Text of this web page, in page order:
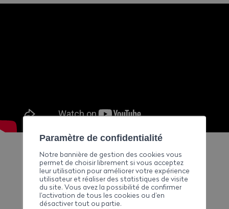
Baubranche
Die Stärken der Baubranche im Hinblick auf
Nachhaltigkeit
Die Herausforderungen der Baubranche im
Hinblick auf Nachhaltigkeit
Paramètre de confidentialité
Notre bannière de gestion des cookies vous
permet de choisir librement si vous acceptez
leur utilisation pour améliorer votre expérience
utilisateur et réaliser des statistiques de visite
du site. Vous avez la possibilité de confirmer
l’activation de tous les cookies ou d’en
désactiver tout ou partie.